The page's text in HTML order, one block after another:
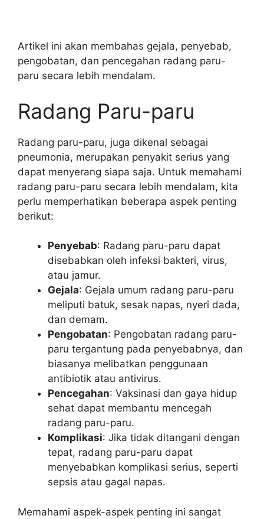
Artikel ini akan membahas gejala, penyebab,
pengobatan, dan pencegahan radang paru-
paru secara lebih mendalam.
Radang Paru-paru
Radang paru-paru, juga dikenal sebagai
pneumonia, merupakan penyakit serius yang
dapat menyerang siapa saja. Untuk memahami
radang paru-paru secara lebih mendalam, kita
perlu memperhatikan beberapa aspek penting
berikut:
Penyebab: Radang paru-paru dapat
disebabkan oleh infeksi bakteri, virus,
atau jamur.
Gejala: Gejala umum radang paru-paru
meliputi batuk, sesak napas, nyeri dada,
dan demam.
Pengobatan: Pengobatan radang paru-
paru tergantung pada penyebabnya, dan
biasanya melibatkan penggunaan
antibiotik atau antivirus.
Pencegahan: Vaksinasi dan gaya hidup
sehat dapat membantu mencegah
radang paru-paru.
Komplikasi: Jika tidak ditangani dengan
tepat, radang paru-paru dapat
menyebabkan komplikasi serius, seperti
sepsis atau gagal napas.
Memahami aspek-aspek penting ini sangat